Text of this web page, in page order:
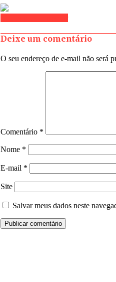
Deixe um comentário
O seu endereço de e-mail não será
Comentário *
Nome *
E-mail *
Site
Salvar meus dados neste